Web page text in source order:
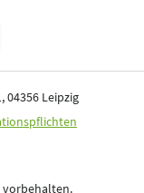
04356 Leipzig
vorbehalten.